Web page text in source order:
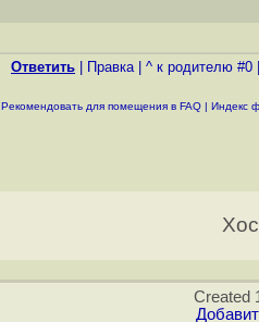
Ответить Правка| ^ к родителю #0
Рекомендовать для помещения в FAQ | Индекс
Created